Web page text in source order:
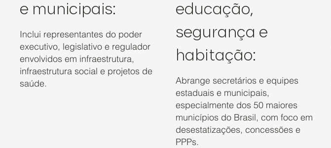
Inclui representantes do poder
executivo, legislativo e regulador
envolvidos em infraestrutura,
infraestrutura social e projetos de
saúde.
e municipais:
Abrange secretários e equipes
estaduais e municipais,
especialmente dos 50 maiores
municípios do Brasil, com foco em
desestatizações, concessões e
PPPs.
educação,
segurança e
habitação: